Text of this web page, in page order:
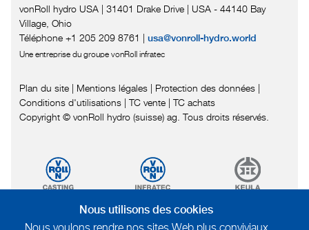
vonRoll hydro USA | 31401 Drake Drive | USA - 44140 Bay
Village, Ohio
Téléphone +1 205 209 8761 | usa@vonroll-hydro.world
Une entreprise du groupe vonRoll infratec
Plan du site | Mentions légales | Protection des données |
Conditions d'utilisations | TC vente | TC achats
Copyright © vonRoll hydro (suisse) ag. Tous droits réservés.
Nous utilisons des cookies